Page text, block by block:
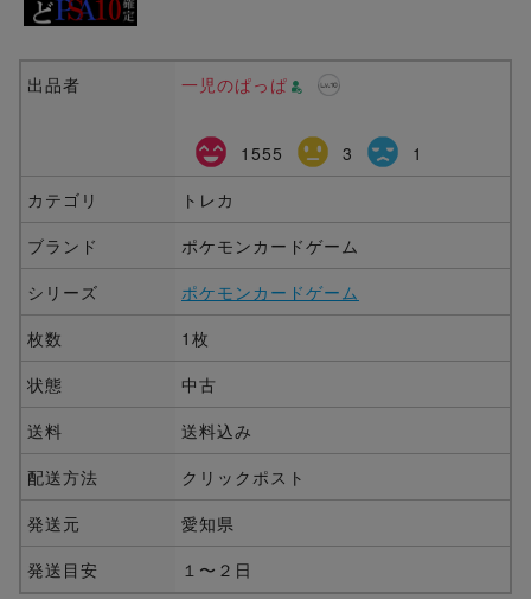
出品者 一児のぱっぱ
1555 3
1
カテゴリ
トレカ
ブランド
ポケモンカードゲーム
シリーズ
ポケモンカードゲーム
枚数
1枚
状態
中古
送料
送料込み
配送方法
クリックポスト
発送元
愛知県
発送目安
１〜２日